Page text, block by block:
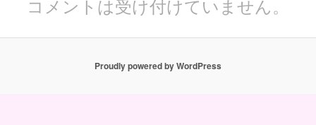
コメントは受け付けていません。
Proudly powered by WordPress